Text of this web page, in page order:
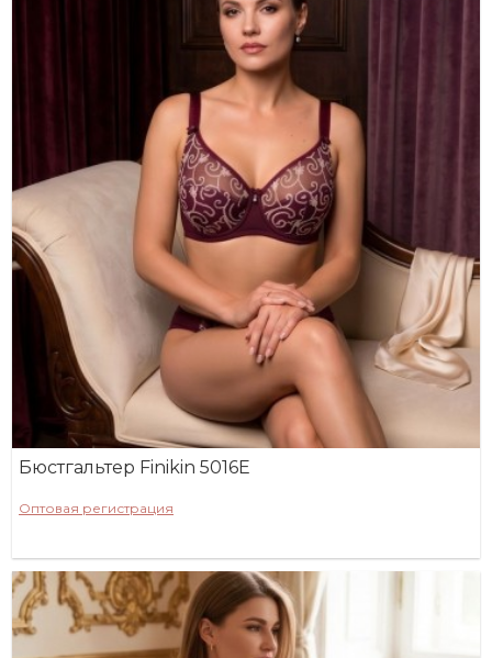
Бюстгальтер Finikin 5016E
Оптовая регистрация